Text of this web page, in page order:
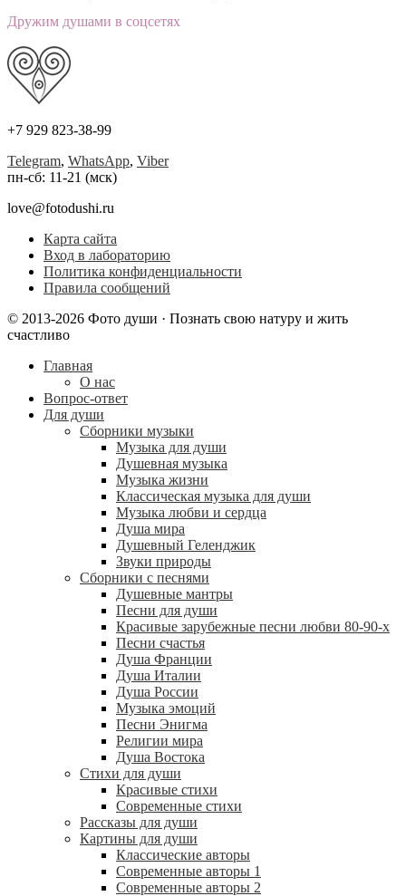
Дружим душами в соцсетях
+7 929 823-38-99
Telegram, WhatsApp, Viber
пн-сб: 11-21 (мск)
love@fotodushi.ru
Карта сайта
Вход в лабораторию
Политика конфиденциальности
Правила сообщений
© 2013-2026 Фото души · Познать свою натуру и жить
счастливо
Главная
О нас
Вопрос-ответ
Для души
Сборники музыки
Музыка для души
Душевная музыка
Музыка жизни
Классическая музыка для души
Музыка любви и сердца
Душа мира
Душевный Геленджик
Звуки природы
Сборники с песнями
Душевные мантры
Песни для души
Красивые зарубежные песни любви 80-90-х
Песни счастья
Душа Франции
Душа Италии
Душа России
Музыка эмоций
Песни Энигма
Религии мира
Душа Востока
Стихи для души
Красивые стихи
Современные стихи
Рассказы для души
Картины для души
Классические авторы
Современные авторы 1
Современные авторы 2